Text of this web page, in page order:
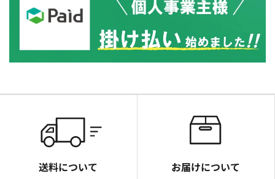
送料について お届けについて